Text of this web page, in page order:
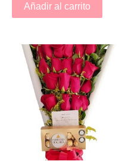
Añadir al carrito